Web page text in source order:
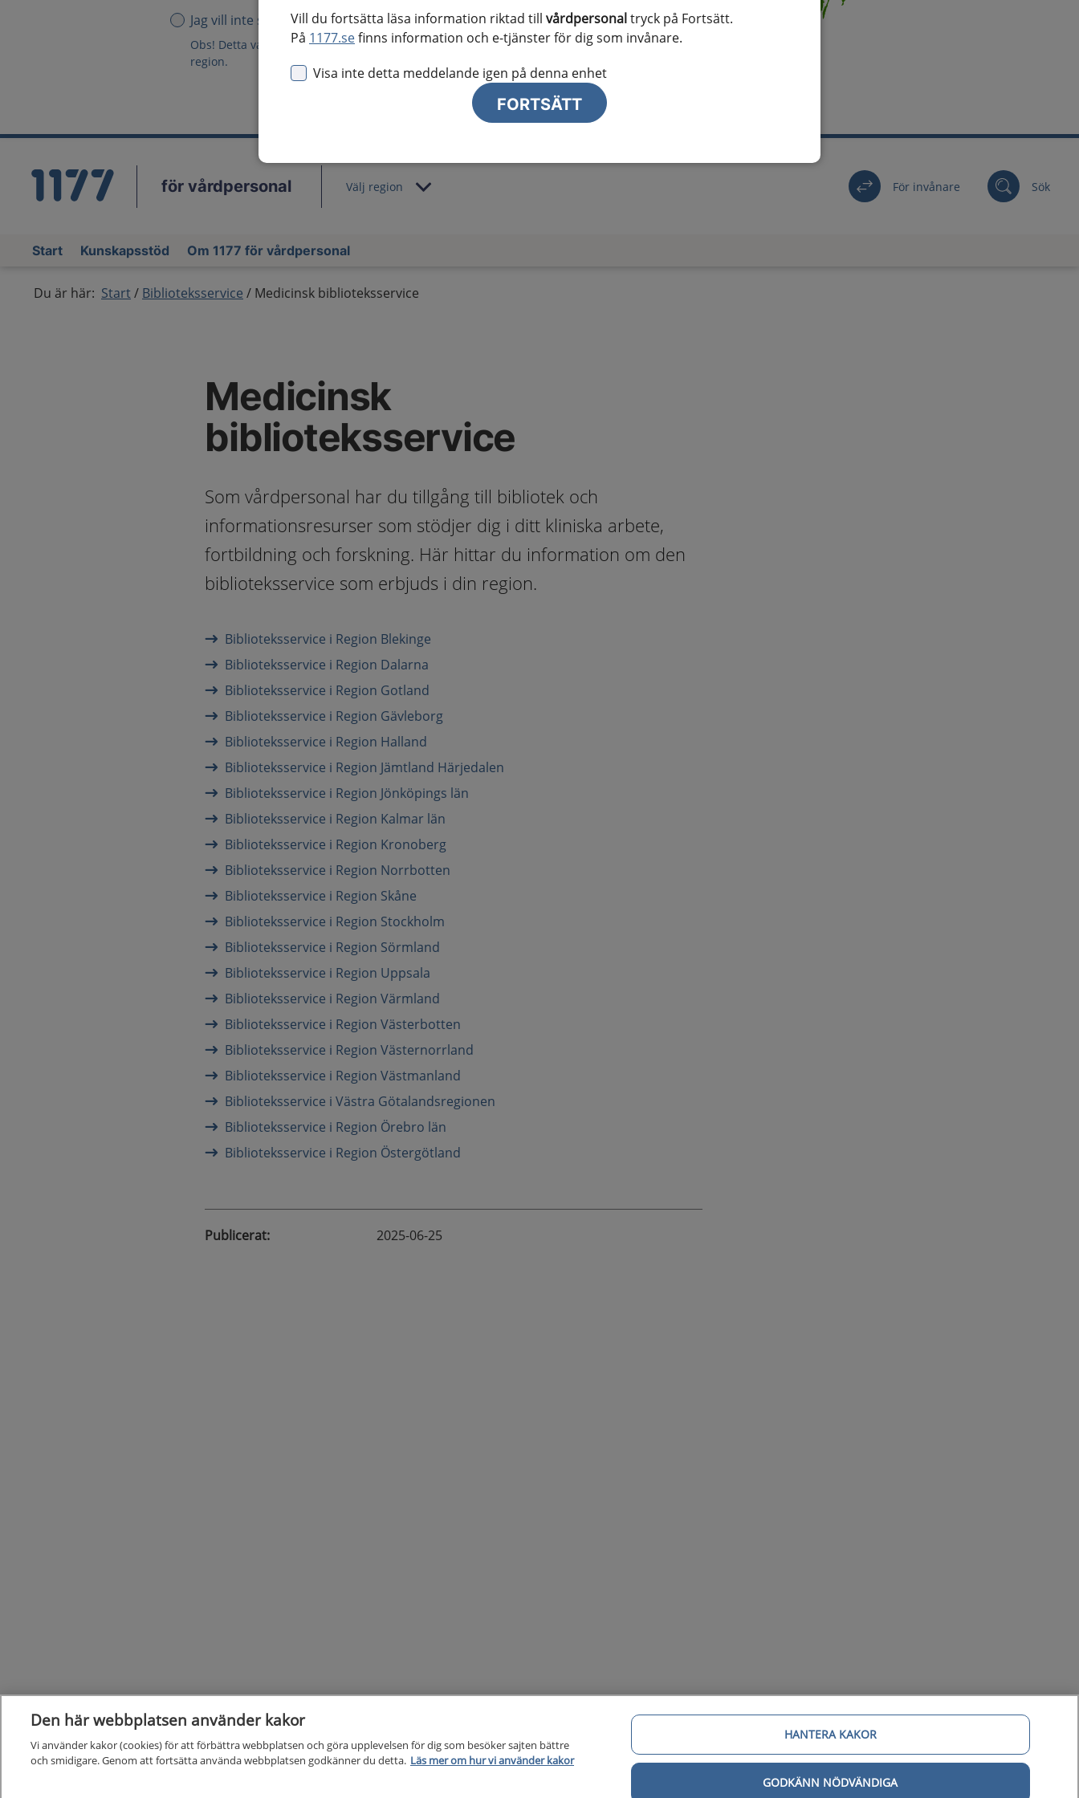
Vill du fortsätta läsa information riktad till vårdpersonaltryck på Fortsätt.
På 1177.sefinns information och e-tjänster för dig som invånare.
Visa inte detta meddelande igen på denna enhet
FORTSÄTT
Jag vill inte se någon regional information
Obs! Detta val innebär att du inte ser regionalt innehåll och viktig information som gäller just din
region.
för vårdpersonal Välj region För invånare Sök
Start Kunskapsstöd Om 1177 för vårdpersonal
Du är här: Start Biblioteksservice Medicinsk biblioteksservice
Medicinsk
biblioteksservice
Som vårdpersonal har du tillgång till bibliotek och
informationsresurser som stödjer dig i ditt kliniska arbete,
fortbildning och forskning. Här hittar du information om den
biblioteksservice som erbjuds i din region.
Biblioteksservice i Region Blekinge
Biblioteksservice i Region Dalarna
Biblioteksservice i Region Gotland
Biblioteksservice i Region Gävleborg
Biblioteksservice i Region Halland
Biblioteksservice i Region Jämtland Härjedalen
Biblioteksservice i Region Jönköpings län
Biblioteksservice i Region Kalmar län
Biblioteksservice i Region Kronoberg
Biblioteksservice i Region Norrbotten
Biblioteksservice i Region Skåne
Biblioteksservice i Region Stockholm
Biblioteksservice i Region Sörmland
Biblioteksservice i Region Uppsala
Biblioteksservice i Region Värmland
Biblioteksservice i Region Västerbotten
Biblioteksservice i Region Västernorrland
Biblioteksservice i Region Västmanland
Biblioteksservice i Västra Götalandsregionen
Biblioteksservice i Region Örebro län
Biblioteksservice i Region Östergötland
Publicerat: 2025-06-25
Den här webbplatsen använder kakor
Vi använder kakor (cookies) för att förbättra webbplatsen och göra upplevelsen för dig som besöker sajten bättre
och smidigare. Genom att fortsätta använda webbplatsen godkänner du detta. Läs mer om hur vi använder kakor
HANTERA KAKOR
GODKÄNN NÖDVÄNDIGA